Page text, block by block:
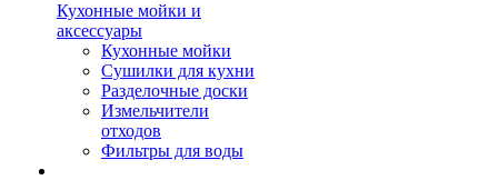
Кухонные мойки и
аксессуары
Кухонные мойки
Сушилки для кухни
Разделочные доски
Измельчители
отходов
Фильтры для воды